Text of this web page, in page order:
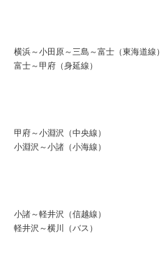
横浜～小田原～三島～富士（東海道線）
富士～甲府（身延線）
甲府～小淵沢（中央線）
小淵沢～小諸（小海線）
小諸～軽井沢（信越線）
軽井沢～横川（バス）